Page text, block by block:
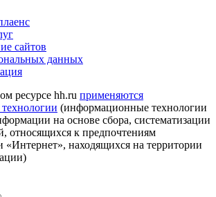
сайтов
данных
ресурсе hh.ru применяются
(информационные технологии
на основе сбора, систематизации
относящихся к предпочтениям
«Интернет», находящихся на территории